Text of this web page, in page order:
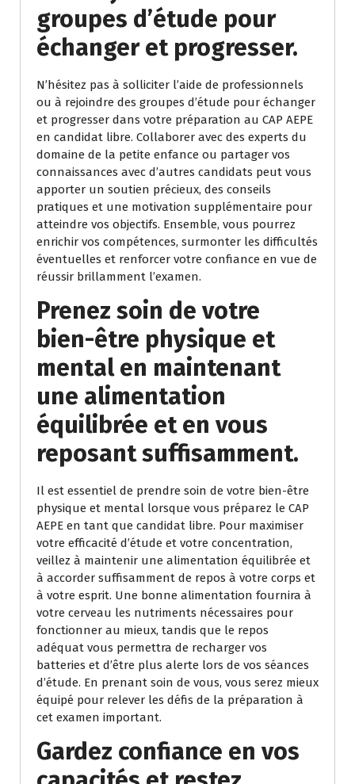
groupes d’étude pour
échanger et progresser.
N’hésitez pas à solliciter l’aide de professionnels
ou à rejoindre des groupes d’étude pour échanger
et progresser dans votre préparation au CAP AEPE
en candidat libre. Collaborer avec des experts du
domaine de la petite enfance ou partager vos
connaissances avec d’autres candidats peut vous
apporter un soutien précieux, des conseils
pratiques et une motivation supplémentaire pour
atteindre vos objectifs. Ensemble, vous pourrez
enrichir vos compétences, surmonter les difficultés
éventuelles et renforcer votre confiance en vue de
réussir brillamment l’examen.
Prenez soin de votre
bien-être physique et
mental en maintenant
une alimentation
équilibrée et en vous
reposant suffisamment.
Il est essentiel de prendre soin de votre bien-être
physique et mental lorsque vous préparez le CAP
AEPE en tant que candidat libre. Pour maximiser
votre efficacité d’étude et votre concentration,
veillez à maintenir une alimentation équilibrée et
à accorder suffisamment de repos à votre corps et
à votre esprit. Une bonne alimentation fournira à
votre cerveau les nutriments nécessaires pour
fonctionner au mieux, tandis que le repos
adéquat vous permettra de recharger vos
batteries et d’être plus alerte lors de vos séances
d’étude. En prenant soin de vous, vous serez mieux
équipé pour relever les défis de la préparation à
cet examen important.
Gardez confiance en vos